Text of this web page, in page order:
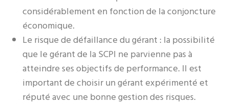
considérablement en fonction de la conjoncture
économique.
Le risque de défaillance du gérant : la possibilité
que le gérant de la SCPI ne parvienne pas à
atteindre ses objectifs de performance. Il est
important de choisir un gérant expérimenté et
réputé avec une bonne gestion des risques.